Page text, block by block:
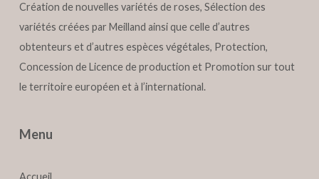
Création de nouvelles variétés de roses, Sélection des
variétés créées par Meilland ainsi que celle d’autres
obtenteurs et d’autres espèces végétales, Protection,
Concession de Licence de production et Promotion sur tout
le territoire européen et à l’international.
Menu
Accueil